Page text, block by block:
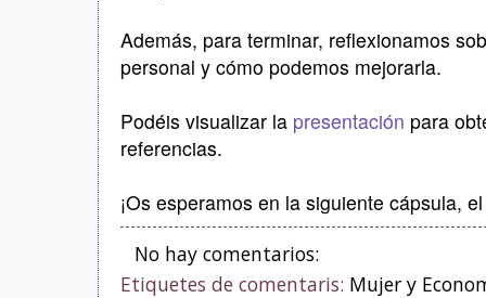
Además, para terminar, reflexionamos
personal y cómo podemos mejorarla.
Podéis visualizar la presentación para
referencias.
¡Os esperamos en la siguiente cápsula,
No hay comentarios:
Etiquetes de comentaris: Mujer y